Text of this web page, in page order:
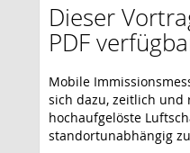
Dieser
PDF
Mobile
sich dazu, zeitlich und
hochaufgelöste
standortunabhängig